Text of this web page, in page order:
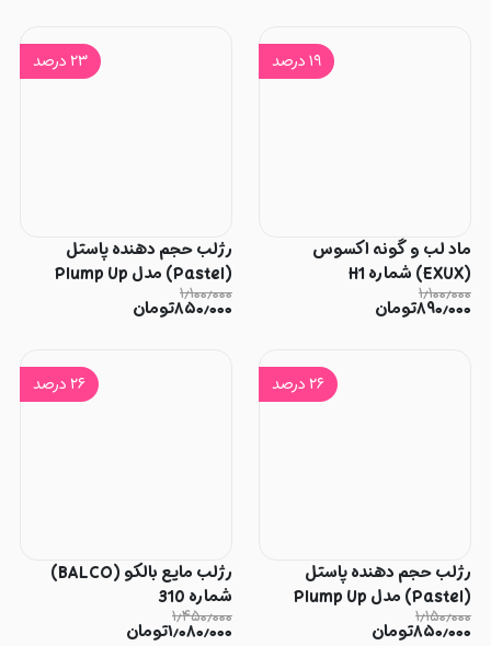
۱۹درصد
ماد لب و گونه اکسوس
(EXUX) شماره H1
۱٫۱۰۰٫۰۰۰
۸۹۰٫۰۰۰تومان
۲۳ درصد
رژلب حجم دهنده پاستل
(Pastel) مدل Plump Up
شماره 209
۱٫۱۰۰٫۰۰۰
۸۵۰٫۰۰۰تومان
۲۶ درصد
رژلب حجم دهنده پاستل
(Pastel) مدل Plump Up
شماره 201
۱٫۱۵۰٫۰۰۰
۸۵۰٫۰۰۰تومان
۲۶ درصد
رژلب مایع بالکو (BALCO)
شماره 310
۱٫۴۵۰٫۰۰۰
۱٫۰۸۰٫۰۰۰تومان